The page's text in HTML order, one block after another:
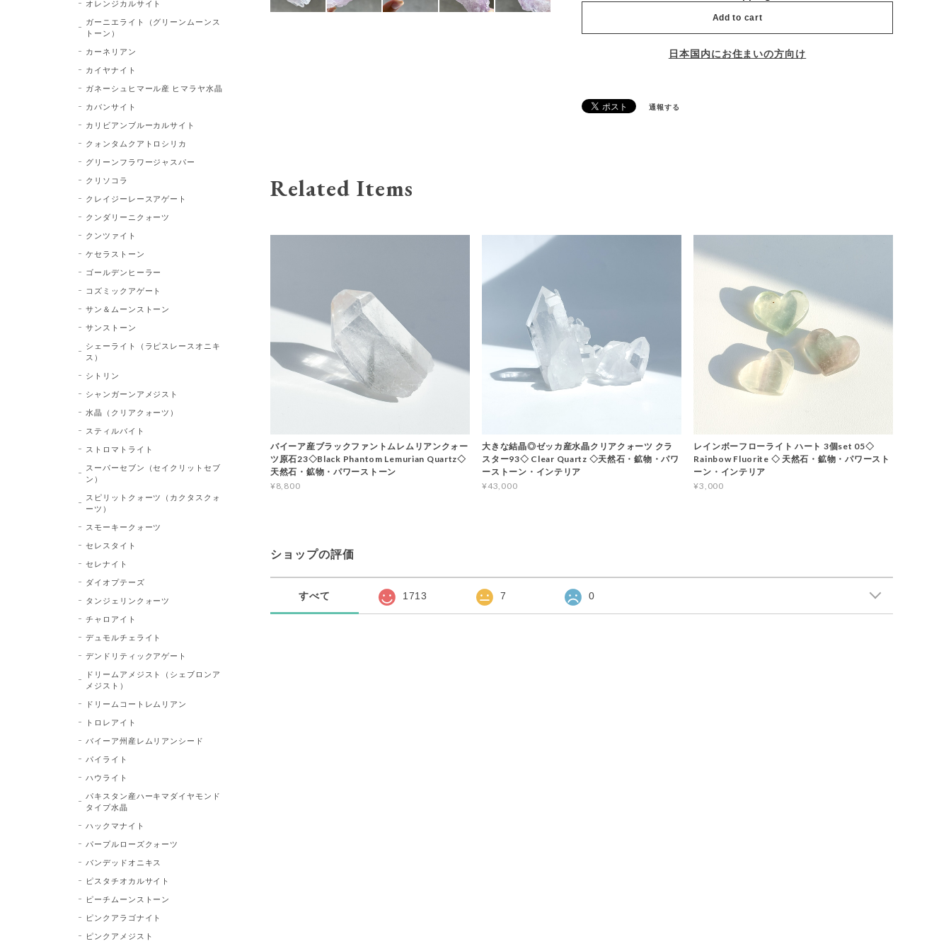
Add to cart
日本国内にお住まいの方向け
通報する
Related Items
バイーア産ブラックファントムレムリアンクォー
ツ原石23◇Black Phantom Lemurian Quartz◇
天然石・鉱物・パワーストーン
¥8,800
大きな結晶◎ゼッカ産水晶クリアクォーツ クラ
スター93◇ Clear Quartz ◇天然石・鉱物・パワ
ーストーン・インテリア
¥43,000
レインボーフローライト ハート 3個set 05◇
Rainbow Fluorite ◇ 天然石・鉱物・パワースト
ーン・インテリア
¥3,000
ショップの評価
すべて 1713 7 0
オレンジカルサイト
ガーニエライト（グリーンムーンス
トーン）
カーネリアン
カイヤナイト
ガネーシュヒマール産 ヒマラヤ水晶
カバンサイト
カリビアンブルーカルサイト
クォンタムクアトロシリカ
グリーンフラワージャスパー
クリソコラ
クレイジーレースアゲート
クンダリーニクォーツ
クンツァイト
ケセラストーン
ゴールデンヒーラー
コズミックアゲート
サン＆ムーンストーン
サンストーン
シェーライト（ラピスレースオニキ
ス）
シトリン
シャンガーンアメジスト
水晶（クリアクォーツ）
スティルバイト
ストロマトライト
スーパーセブン（セイクリットセブ
ン）
スピリットクォーツ（カクタスクォ
ーツ）
スモーキークォーツ
セレスタイト
セレナイト
ダイオプテーズ
タンジェリンクォーツ
チャロアイト
デュモルチェライト
デンドリティックアゲート
ドリームアメジスト（シェブロンア
メジスト）
ドリームコートレムリアン
トロレアイト
バイーア州産レムリアンシード
パイライト
ハウライト
パキスタン産ハーキマダイヤモンド
タイプ水晶
ハックマナイト
パープルローズクォーツ
バンデッドオニキス
ピスタチオカルサイト
ピーチムーンストーン
ピンクアラゴナイト
ピンクアメジスト